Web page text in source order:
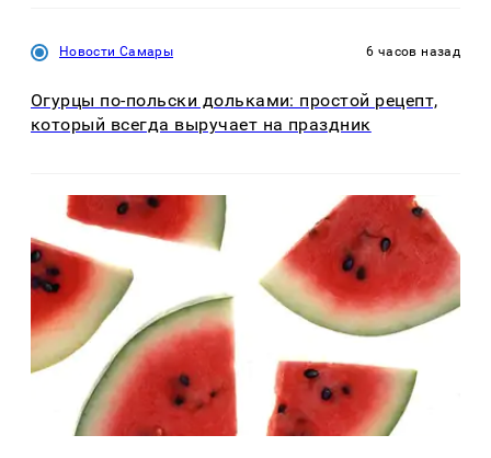
Новости Самары 6 часов назад
Огурцы по‑польски дольками: простой рецепт,
который всегда выручает на праздник